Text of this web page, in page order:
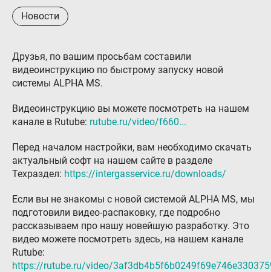
Вакансии
Оферта
Партнёрам
Доставка Партнерам
Гарантия и возврат
Регистрация ГБО в ГИБДД
Обучение
Тех. раздел
Вход для партнёров
Автовладельцам
Установить ГБО
Новости
Друзья, по вашим просьбам составили
видеоинструкцию по быстрому запуску новой
системы ALPHA MS.
Видеоинструкцию вы можете посмотреть на нашем
канале в Rutube: rutube.ru/video/f660...
Перед началом настройки, вам необходимо скачать
актуальный софт на нашем сайте в разделе
Техраздел: https://intergasservice.ru/downloads/
Если вы не знакомы с новой системой ALPHA MS, мы
подготовили видео-распаковку, где подробно
рассказываем про нашу новейшую разработку. Это
видео можете посмотреть здесь, на нашем канале
Rutube:
https://rutube.ru/video/